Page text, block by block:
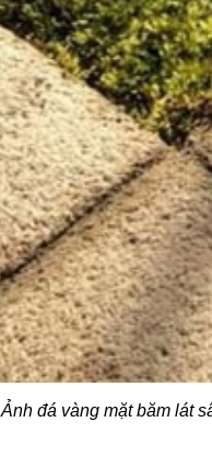
Ảnh đá vàng mặt băm lát